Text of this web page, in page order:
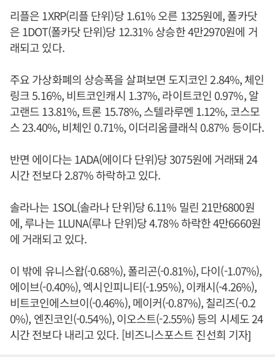
리플은 1XRP(리플 단위)당 1.61% 오른 1325원에, 폴카닷
은 1DOT(폴카닷 단위)당 12.31% 상승한 4만2970원에 거
래되고 있다.
주요 가상화폐의 상승폭을 살펴보면 도지코인 2.84%, 체인
링크 5.16%, 비트코인캐시 1.37%, 라이트코인 0.97%, 알
고랜드 13.81%, 트론 15.78%, 스텔라루멘 1.12%, 코스모
스 23.40%, 비체인 0.71%, 이더리움클래식 0.87% 등이다.
반면 에이다는 1ADA(에이다 단위)당 3075원에 거래돼 24
시간 전보다 2.87% 하락하고 있다.
솔라나는 1SOL(솔라나 단위)당 6.11% 밀린 21만6800원
에, 루나는 1LUNA(루나 단위)당 4.78% 하락한 4만6660원
에 거래되고 있다.
이 밖에 유니스왑(-0.68%), 폴리곤(-0.81%), 다이(-1.07%),
에이브(-0.40%), 엑시인피니티(-1.95%), 이캐시(-4.26%),
비트코인에스브이(-0.46%), 메이커(-0.87%), 칠리즈(-0.2
0%), 엔진코인(-0.54%), 이오스트(-2.55%) 등의 시세도 24
시간 전보다 내리고 있다. [비즈니스포스트 진선희 기자]